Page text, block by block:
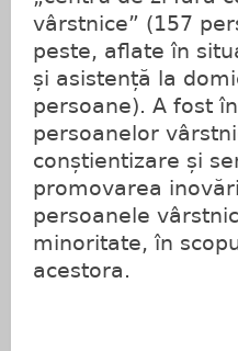
vârstnice” (157
peste, aflate în
și asistență la
persoane). A fost
persoanelor
conștientizare și
promovarea
persoanele
minoritate, în
acestora.